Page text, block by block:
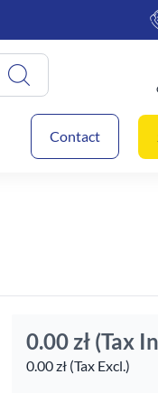
Contact
0.00 zł (Tax
0.00 zł (Tax Excl.)